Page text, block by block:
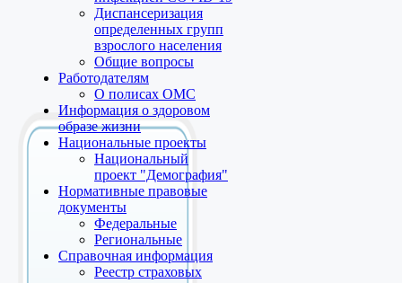
Диспансеризация
определенных групп
взрослого населения
Общие вопросы
Работодателям
О полисах ОМС
Информация о здоровом
образе жизни
Национальные проекты
Национальный
проект "Демография"
Нормативные правовые
документы
Федеральные
Региональные
Справочная информация
Реестр страховых